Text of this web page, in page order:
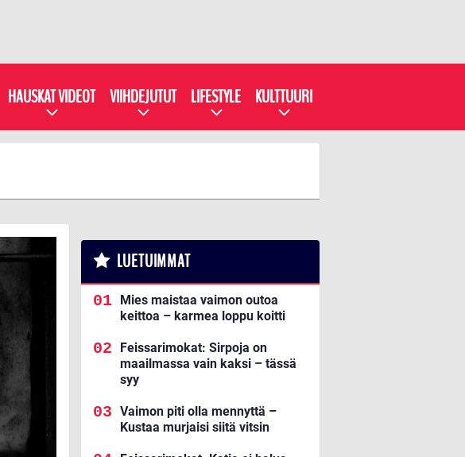
HAUSKAT VIDEOT VIIHDEJUTUT LIFESTYLE KULTTUURI
LUETUIMMAT
Mies maistaa vaimon outoa
keittoa – karmea loppu koitti
Feissarimokat: Sirpoja on
maailmassa vain kaksi – tässä
syy
Vaimon piti olla mennyttä –
Kustaa murjaisi siitä vitsin